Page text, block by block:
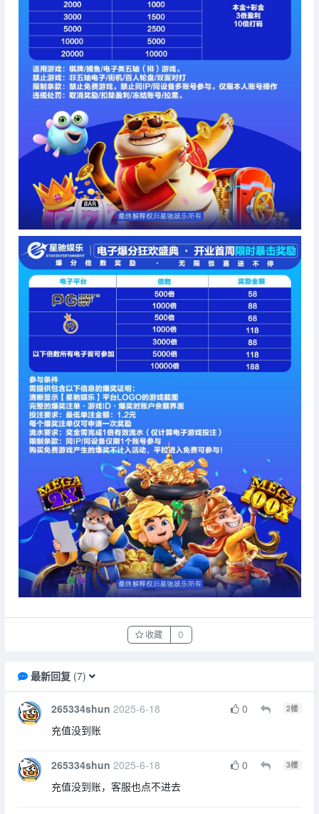
收藏 0
最新回复(7)
265334shun 2025-6-18 0 2楼
充值没到账
265334shun 2025-6-18 0 3楼
充值没到账，客服也点不进去